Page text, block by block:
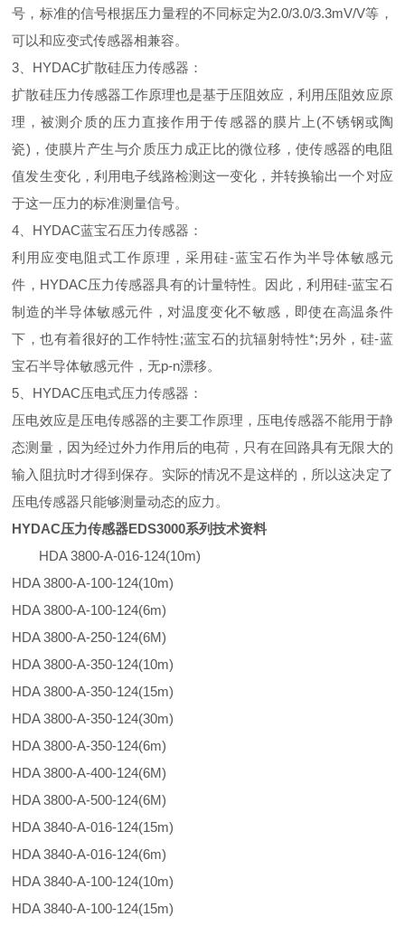
号，标准的信号根据压力量程的不同标定为2.0/3.0/3.3mV/V等，
可以和应变式传感器相兼容。
3、HYDAC扩散硅压力传感器：
扩散硅压力传感器工作原理也是基于压阻效应，利用压阻效应原
理，被测介质的压力直接作用于传感器的膜片上(不锈钢或陶
瓷)，使膜片产生与介质压力成正比的微位移，使传感器的电阻
值发生变化，利用电子线路检测这一变化，并转换输出一个对应
于这一压力的标准测量信号。
4、HYDAC蓝宝石压力传感器：
利用应变电阻式工作原理，采用硅-蓝宝石作为半导体敏感元
件， HYDAC压力传感器具有的计量特性。因此，利用硅-蓝宝石
制造的半导体敏感元件，对温度变化不敏感，即使在高温条件
下，也有着很好的工作特性;蓝宝石的抗辐射特性*;另外，硅-蓝
宝石半导体敏感元件，无p-n漂移。
5、HYDAC压电式压力传感器：
压电效应是压电传感器的主要工作原理，压电传感器不能用于静
态测量，因为经过外力作用后的电荷，只有在回路具有无限大的
输入阻抗时才得到保存。实际的情况不是这样的，所以这决定了
压电传感器只能够测量动态的应力。
HYDAC压力传感器EDS3000系列技术资料
HDA 3800-A-016-124(10m)
HDA 3800-A-100-124(10m)
HDA 3800-A-100-124(6m)
HDA 3800-A-250-124(6M)
HDA 3800-A-350-124(10m)
HDA 3800-A-350-124(15m)
HDA 3800-A-350-124(30m)
HDA 3800-A-350-124(6m)
HDA 3800-A-400-124(6M)
HDA 3800-A-500-124(6M)
HDA 3840-A-016-124(15m)
HDA 3840-A-016-124(6m)
HDA 3840-A-100-124(10m)
HDA 3840-A-100-124(15m)